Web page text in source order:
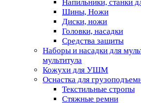
Напильники, станки
Шины, Ножи
Диски, ножи
Головки, насадки
Средства защиты
Наборы и насадки для
мультитула
Кожухи для УШМ
Оснастка для
Текстильные стропы
Стяжные ремни